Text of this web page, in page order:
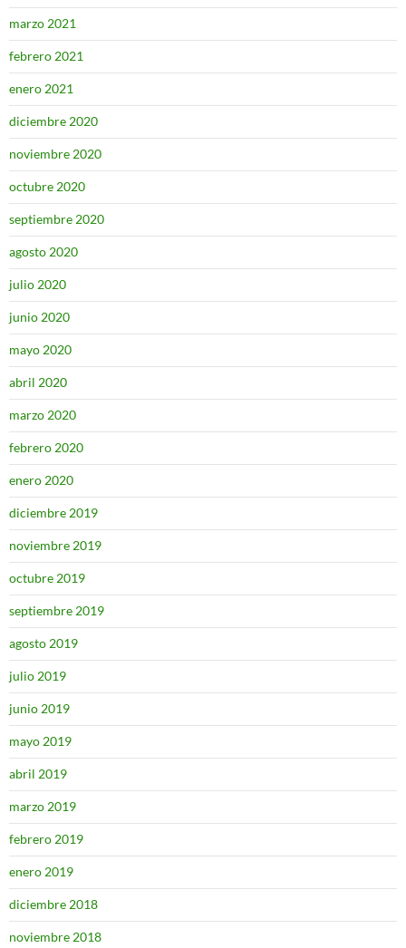
marzo 2021
febrero 2021
enero 2021
diciembre 2020
noviembre 2020
octubre 2020
septiembre 2020
agosto 2020
julio 2020
junio 2020
mayo 2020
abril 2020
marzo 2020
febrero 2020
enero 2020
diciembre 2019
noviembre 2019
octubre 2019
septiembre 2019
agosto 2019
julio 2019
junio 2019
mayo 2019
abril 2019
marzo 2019
febrero 2019
enero 2019
diciembre 2018
noviembre 2018